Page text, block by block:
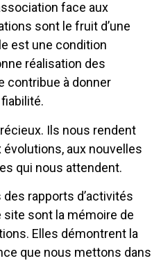
face aux
sont le fruit d’une
est une condition
réalisation des
contribue à donner
Ils nous rendent
aux nouvelles
qui nous attendent.
rapports d’activités
sont la mémoire de
Elles démontrent la
que nous mettons dans